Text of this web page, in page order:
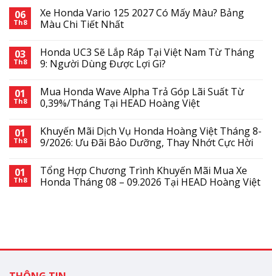
06
Th8
Xe Honda Vario 125 2027 Có Mấy Màu? Bảng
Màu Chi Tiết Nhất
03
Th8
Honda UC3 Sẽ Lắp Ráp Tại Việt Nam Từ Tháng
9: Người Dùng Được Lợi Gì?
01
Th8
Mua Honda Wave Alpha Trả Góp Lãi Suất Từ
0,39%/Tháng Tại HEAD Hoàng Việt
01
Th8
Khuyến Mãi Dịch Vụ Honda Hoàng Việt Tháng 8-
9/2026: Ưu Đãi Bảo Dưỡng, Thay Nhớt Cực Hời
01
Th8
Tổng Hợp Chương Trình Khuyến Mãi Mua Xe
Honda Tháng 08 – 09.2026 Tại HEAD Hoàng Việt